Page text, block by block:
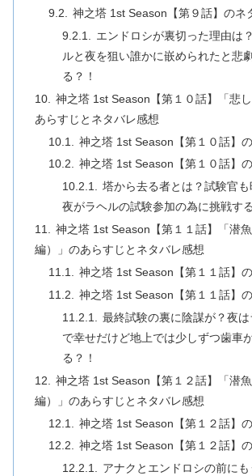
神之塔 1st Season【第９話】のネ
エンドロシが裏切った理由は
ルと夜を狙い誰かに嵌められたと悲
る？！
神之塔 1st Season【第１０話】「悲
あらすじとネタバレ感想
神之塔 1st Season【第１０話】
神之塔 1st Season【第１０話】
塔から去る者とは？試験官
夜がラヘルの試験参加の為に挑戦す
神之塔 1st Season【第１１話】「潜
編）」のあらすじとネタバレ感想
神之塔 1st Season【第１１話】
神之塔 1st Season【第１１話】
最終試験の裏に陰謀が？夜
で幸せだけど地上では少しずつ歯車
る？！
神之塔 1st Season【第１２話】「潜
編）」のあらすじとネタバレ感想
神之塔 1st Season【第１２話】
神之塔 1st Season【第１２話】
アナクとエンドロシの前に